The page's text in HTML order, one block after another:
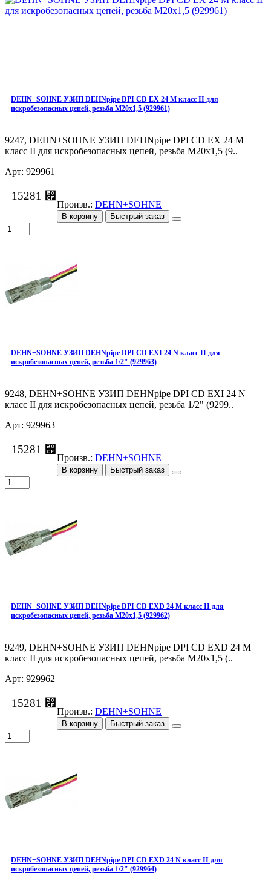
DEHN+SOHNE УЗИП DEHNpipe DPI СD EX 24 M класс II для
искробезопасных цепей, резьба М20х1,5 (929961)
9247, DEHN+SOHNE УЗИП DEHNpipe DPI СD EX 24 M
класс II для искробезопасных цепей, резьба М20х1,5 (9..
Арт: 929961
15281 ⃏
Произв.: DEHN+SOHNE
В корзину Быстрый заказ
DEHN+SOHNE УЗИП DEHNpipe DPI СD EXI 24 N класс II для
искробезопасных цепей, резьба 1/2" (929963)
9248, DEHN+SOHNE УЗИП DEHNpipe DPI СD EXI 24 N
класс II для искробезопасных цепей, резьба 1/2" (9299..
Арт: 929963
15281 ⃏
Произв.: DEHN+SOHNE
В корзину Быстрый заказ
DEHN+SOHNE УЗИП DEHNpipe DPI СD EXD 24 M класс II для
искробезопасных цепей, резьба М20х1,5 (929962)
9249, DEHN+SOHNE УЗИП DEHNpipe DPI СD EXD 24 M
класс II для искробезопасных цепей, резьба М20х1,5 (..
Арт: 929962
15281 ⃏
Произв.: DEHN+SOHNE
В корзину Быстрый заказ
DEHN+SOHNE УЗИП DEHNpipe DPI СD EXD 24 N класс II для
искробезопасных цепей, резьба 1/2" (929964)